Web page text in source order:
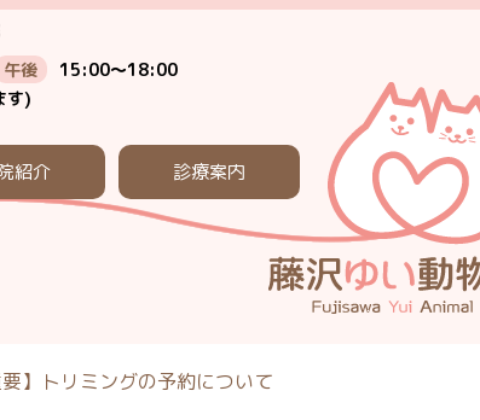
午後
15:00～18:00
す)
紹介 診療案内
要】トリミングの予約について